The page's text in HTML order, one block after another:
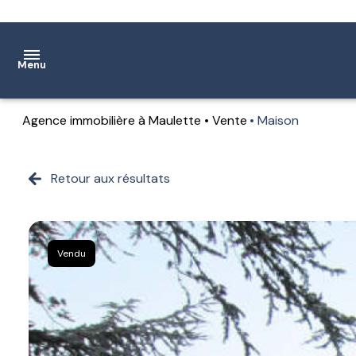
Menu
Ventes
Notre
agence
Estimation
Contact
Agence immobilière à Maulette Vente Maison
Retour aux résultats
Vendu